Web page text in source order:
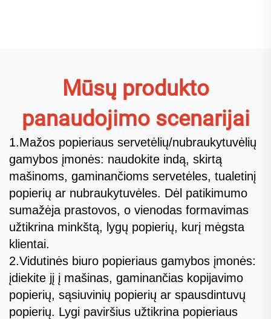
Mūsų produkto
panaudojimo scenarijai
1.Mažos popieriaus servetėlių/nubraukytuvėlių
gamybos įmonės: naudokite indą, skirtą
mašinoms, gaminančioms servetėles, tualetinį
popierių ar nubraukytuvėles. Dėl patikimumo
sumažėja prastovos, o vienodas formavimas
užtikrina minkštą, lygų popierių, kurį mėgsta
klientai.
2.Vidutinės biuro popieriaus gamybos įmonės:
įdiekite jį į mašinas, gaminančias kopijavimo
popierių, sąsiuvinių popierių ar spausdintuvų
popierių. Lygi paviršius užtikrina popieriaus